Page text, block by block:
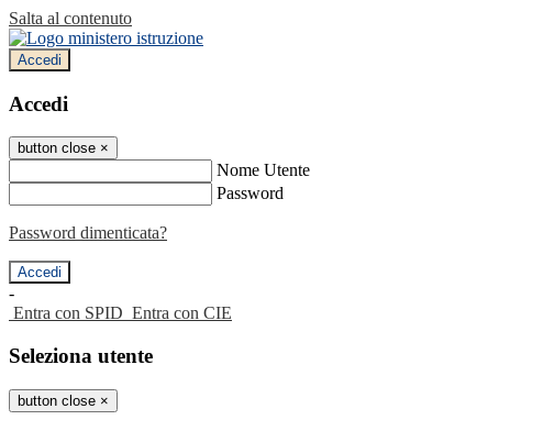
Salta al contenuto
Accedi
Accedi
button close ×
Nome Utente
Password
Password dimenticata?
-
Entra con SPID Entra con CIE
Seleziona utente
button close ×